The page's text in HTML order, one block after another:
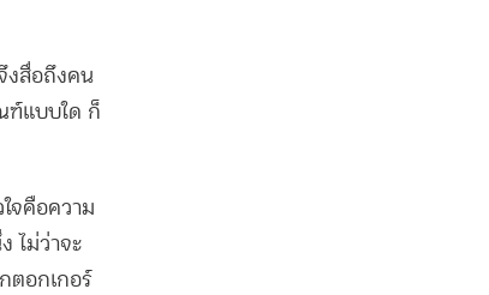
งสื่อถึงคน
ฑ์แบบใด ก็
จคือความ
ไม่ว่าจะ
ตอกเกอร์